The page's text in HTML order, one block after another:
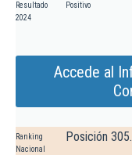
Resultado
2024
Positivo
Accede al
Ranking
Nacional
Posición